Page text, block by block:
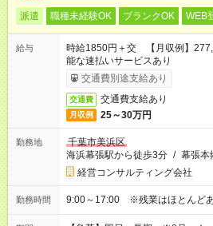
派遣 職種未経験OK ブランクOK WEB
給与
時給1850円＋交 【月収例】
能な速払いサービスあり
交通費別途支給あり
交通費 交通費支給あり
月収例 25～30万円
勤務地
千葉市美浜区
海浜幕張駅から徒歩3分 / 幕張本
経営コンサルティング会社
勤務時間 9:00～17:00 ※残業はほとんど